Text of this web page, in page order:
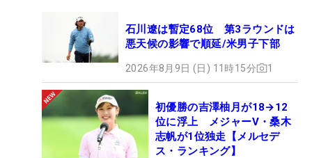
石川遼は暫定68位 第3ラウンドは
悪天候の影響で順延/米男子下部
2026年8月9日 (日) 11時15分 1
初優勝の吉澤柚月が18→12
位に浮上 メジャーV・桑木
志帆が1位独走【メルセデ
ス・ランキング】